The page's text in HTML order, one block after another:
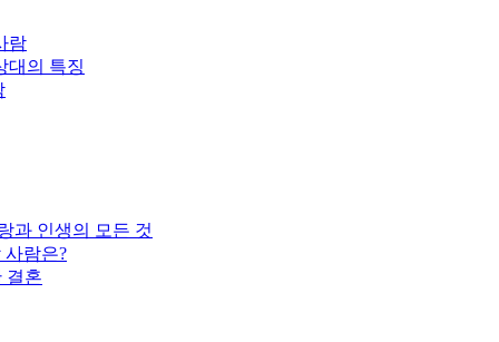
람
대의 특징
과 인생의 모든 것
사람은?
결혼